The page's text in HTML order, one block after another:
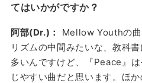
てはいかがですか？
阿部(Dr.)：
Mellow Youthの
リズムの中間みたいな、教科
多いんですけど、『Peace』
じやすい曲だと思います。ほ